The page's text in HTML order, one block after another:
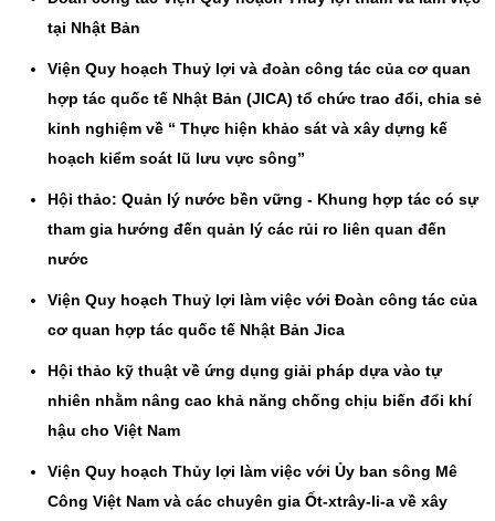
tại Nhật Bản
Viện Quy hoạch Thuỷ lợi và đoàn công tác của cơ quan
hợp tác quốc tế Nhật Bản (JICA) tổ chức trao đổi, chia sẻ
kinh nghiệm về “ Thực hiện khảo sát và xây dựng kế
hoạch kiểm soát lũ lưu vực sông”
Hội thảo: Quản lý nước bền vững - Khung hợp tác có sự
tham gia hướng đến quản lý các rủi ro liên quan đến
nước
Viện Quy hoạch Thuỷ lợi làm việc với Đoàn công tác của
cơ quan hợp tác quốc tế Nhật Bản Jica
Hội thảo kỹ thuật về ứng dụng giải pháp dựa vào tự
nhiên nhằm nâng cao khả năng chống chịu biến đổi khí
hậu cho Việt Nam
Viện Quy hoạch Thủy lợi làm việc với Ủy ban sông Mê
Công Việt Nam và các chuyên gia Ốt-xtrây-li-a về xây